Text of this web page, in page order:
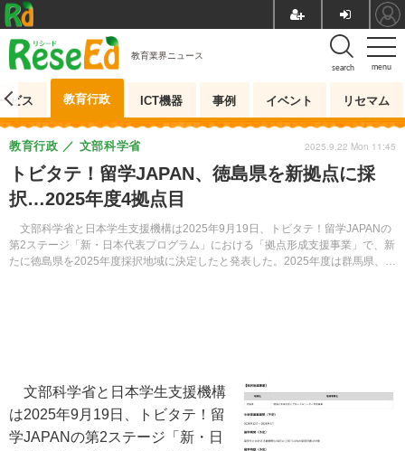
menu
search
教育業界ニュース
ビス 教育行政 ICT機器 事例 イベント リセマム
トビタテ！留学JAPAN、徳島県を新拠点に採
択…2025年度4拠点目
文部科学省と日本学生支援機構は2025年9月19日、トビタテ！留学JAPANの
第2ステージ「新・日本代表プログラム」における「拠点形成支援事業」で、新
たに徳島県を2025年度採択地域に決定したと発表した。2025年度は群馬県、富
教育行政 文部科学省 2025.9.22 Mon 11:45
文部科学省と日本学生支援機構
は2025年9月19日、トビタテ！留
学JAPANの第2ステージ「新・日